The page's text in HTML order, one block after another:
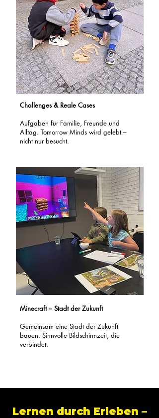
Challenges & Reale Cases
Aufgaben für Familie, Freunde und
Alltag. Tomorrow Minds wird gelebt –
nicht nur besucht.
Minecraft – Stadt der Zukunft
Gemeinsam eine Stadt der Zukunft
bauen. Sinnvolle Bildschirmzeit, die
verbindet.
Lernen durch Erleben –